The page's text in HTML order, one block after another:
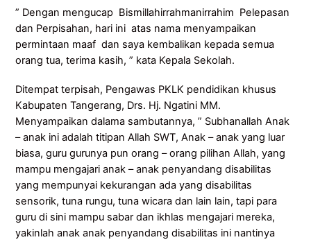
” Dengan mengucap Bismillahirrahmanirrahim Pelepasan
dan Perpisahan, hari ini atas nama menyampaikan
permintaan maaf dan saya kembalikan kepada semua
orang tua, terima kasih, ” kata Kepala Sekolah.
Ditempat terpisah, Pengawas PKLK pendidikan khusus
Kabupaten Tangerang, Drs. Hj. Ngatini MM.
Menyampaikan dalama sambutannya, ” Subhanallah Anak
– anak ini adalah titipan Allah SWT, Anak – anak yang luar
biasa, guru gurunya pun orang – orang pilihan Allah, yang
mampu mengajari anak – anak penyandang disabilitas
yang mempunyai kekurangan ada yang disabilitas
sensorik, tuna rungu, tuna wicara dan lain lain, tapi para
guru di sini mampu sabar dan ikhlas mengajari mereka,
yakinlah anak anak penyandang disabilitas ini nantinya